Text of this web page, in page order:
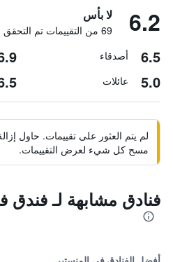
6.2 لا بأس
69 من التقييمات تم التحقق منها
6.5 أصدقاء
5.0 عائلات
لم يتم العثور على تقييمات. حاول
مسح كل شيء لعرض التقييمات.
فنادق مشابهة لـ